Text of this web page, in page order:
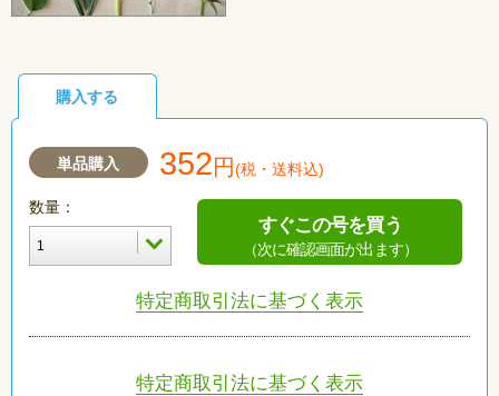
購入する
単品購入 352円(税・送料込)
数量：
すぐこの号を買う
（次に確認画面が出ます）
特定商取引法に基づく表示
特定商取引法に基づく表示